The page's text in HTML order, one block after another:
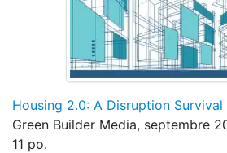
Housing 2.0: A Disruption Survival
Green Builder Media, septembre
11 po.